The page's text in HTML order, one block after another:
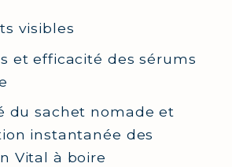
visibles
et efficacité des sérums
du sachet nomade et
instantanée des
Vital à boire